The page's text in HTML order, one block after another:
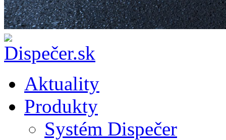
Aktuality
Produkty
Systém Dispečer